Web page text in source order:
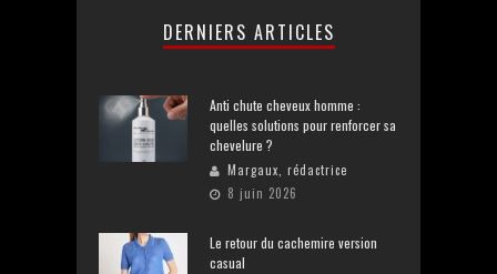
DERNIERS ARTICLES
Anti chute cheveux homme :
quelles solutions pour renforcer sa
chevelure ?
Margaux, rédactrice
8 juin 2026
Le retour du cachemire version
casual